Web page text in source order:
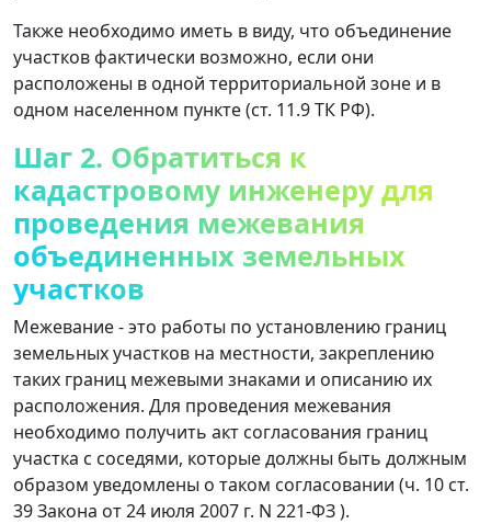
Также необходимо иметь в виду, что объединение
участков фактически возможно, если они
расположены в одной территориальной зоне и в
одном населенном пункте (ст. 11.9 ТК РФ).
Шаг 2. Обратиться к
кадастровому инженеру для
проведения межевания
объединенных земельных
участков
Межевание - это работы по установлению границ
земельных участков на местности, закреплению
таких границ межевыми знаками и описанию их
расположения. Для проведения межевания
необходимо получить акт согласования границ
участка с соседями, которые должны быть должным
образом уведомлены о таком согласовании (ч. 10 ст.
39 Закона от 24 июля 2007 г. N 221-ФЗ ).